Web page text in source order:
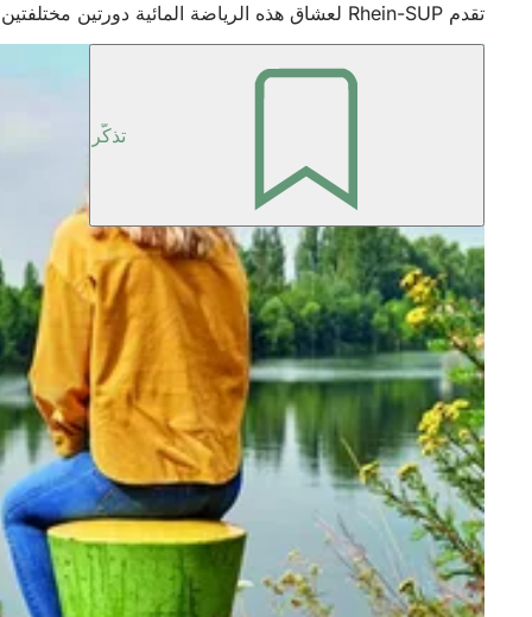
تقدم Rhein-SUP لعشاق هذه الرياضة المائية دورتين مختلفتين في الوزن، بينما يمكنك في SUP 2Go استئجار مجموعة كاملة في حقيبة ظهر لتحقيق أقصى قدر من المتعة الترفيهية المرنة.
تذكّر